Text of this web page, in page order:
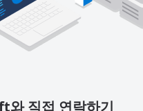
직접 연락하기